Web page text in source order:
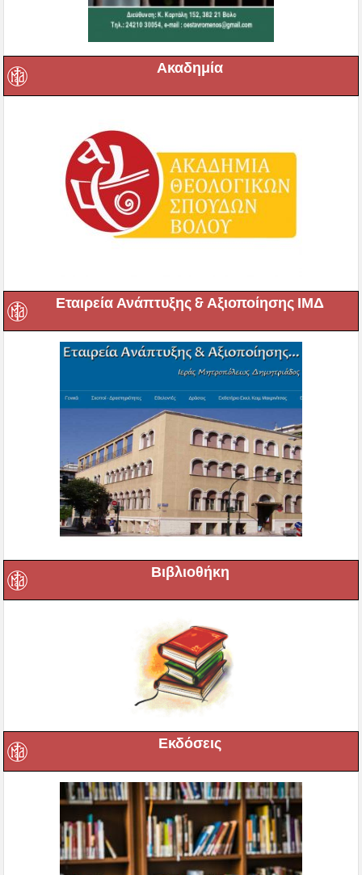
Ακαδημία
Εταιρεία Ανάπτυξης & Αξιοποίησης ΙΜΔ
Βιβλιοθήκη
Εκδόσεις